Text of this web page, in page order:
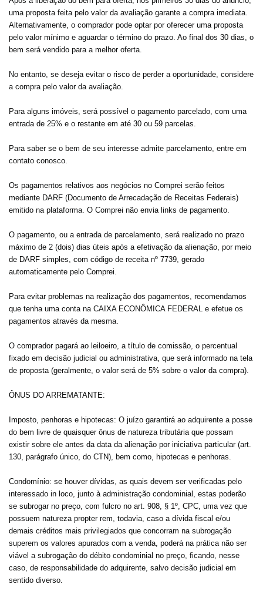
uma proposta feita pelo valor da avaliação garante a compra imediata.
Alternativamente, o comprador pode optar por oferecer uma proposta
pelo valor mínimo e aguardar o término do prazo. Ao final dos 30 dias, o
bem será vendido para a melhor oferta.
No entanto, se deseja evitar o risco de perder a oportunidade, considere
a compra pelo valor da avaliação.
Para alguns imóveis, será possível o pagamento parcelado, com uma
entrada de 25% e o restante em até 30 ou 59 parcelas.
Para saber se o bem de seu interesse admite parcelamento, entre em
contato conosco.
Os pagamentos relativos aos negócios no Comprei serão feitos
mediante DARF (Documento de Arrecadação de Receitas Federais)
emitido na plataforma. O Comprei não envia links de pagamento.
O pagamento, ou a entrada de parcelamento, será realizado no prazo
máximo de 2 (dois) dias úteis após a efetivação da alienação, por meio
de DARF simples, com código de receita nº 7739, gerado
automaticamente pelo Comprei.
Para evitar problemas na realização dos pagamentos, recomendamos
que tenha uma conta na CAIXA ECONÔMICA FEDERAL e efetue os
pagamentos através da mesma.
O comprador pagará ao leiloeiro, a título de comissão, o percentual
fixado em decisão judicial ou administrativa, que será informado na tela
de proposta (geralmente, o valor será de 5% sobre o valor da compra).
ÔNUS DO ARREMATANTE:
Imposto, penhoras e hipotecas: O juízo garantirá ao adquirente a posse
do bem livre de quaisquer ônus de natureza tributária que possam
existir sobre ele antes da data da alienação por iniciativa particular (art.
130, parágrafo único, do CTN), bem como, hipotecas e penhoras.
Condomínio: se houver dívidas, as quais devem ser verificadas pelo
interessado in loco, junto à administração condominial, estas poderão
se subrogar no preço, com fulcro no art. 908, § 1º, CPC, uma vez que
possuem natureza propter rem, todavia, caso a dívida fiscal e/ou
demais créditos mais privilegiados que concorram na subrogação
superem os valores apurados com a venda, poderá na prática não ser
viável a subrogação do débito condominial no preço, ficando, nesse
caso, de responsabilidade do adquirente, salvo decisão judicial em
sentido diverso.